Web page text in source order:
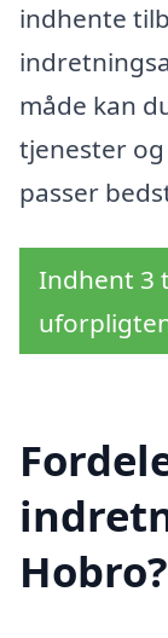
indhente
måde kan
tjenester
passer
Indhent 3
Hobro?